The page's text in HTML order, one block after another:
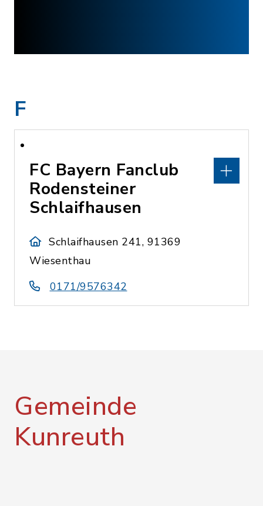
F
FC Bayern Fanclub
Rodensteiner
Schlaifhausen
Schlaifhausen 241, 91369
Wiesenthau
0171/9576342
Gemeinde
Kunreuth